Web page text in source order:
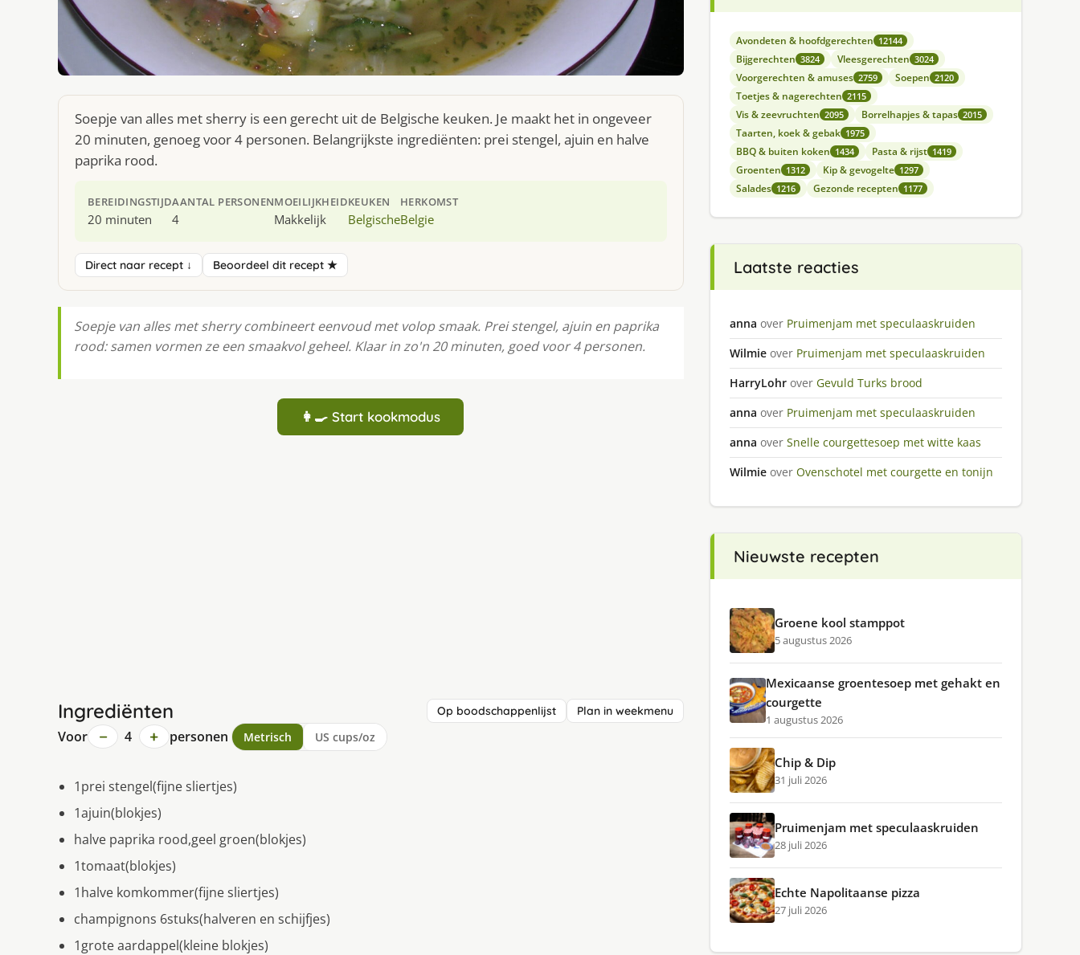
Soepje van alles met sherry is een gerecht uit de Belgische keuken. Je maakt het in ongeveer
20 minuten, genoeg voor 4 personen. Belangrijkste ingrediënten: prei stengel, ajuin en halve
paprika rood.
BEREIDINGSTIJD
20 minuten
AANTAL PERSONEN
4
MOEILIJKHEID
Makkelijk
KEUKEN
Belgische
HERKOMST
Belgie
Direct naar recept ↓ Beoordeel dit recept ★
Soepje van alles met sherry combineert eenvoud met volop smaak. Prei stengel, ajuin en paprika
rood: samen vormen ze een smaakvol geheel. Klaar in zo'n 20 minuten, goed voor 4 personen.
👩‍🍳 Start kookmodus
Ingrediënten Op boodschappenlijst Plan in weekmenu
Voor − 4 + personen Metrisch US cups/oz
1prei stengel(fijne sliertjes)
1ajuin(blokjes)
halve paprika rood,geel groen(blokjes)
1tomaat(blokjes)
1halve komkommer(fijne sliertjes)
champignons 6stuks(halveren en schijfjes)
1grote aardappel(kleine blokjes)
Avondeten & hoofdgerechten 12144
Bijgerechten 3824 Vleesgerechten 3024
Voorgerechten & amuses 2759 Soepen 2120
Toetjes & nagerechten 2115
Vis & zeevruchten 2095 Borrelhapjes & tapas 2015
Taarten, koek & gebak 1975
BBQ & buiten koken 1434 Pasta & rijst 1419
Groenten 1312 Kip & gevogelte 1297
Salades 1216 Gezonde recepten 1177
Laatste reacties
anna over Pruimenjam met speculaaskruiden
Wilmie over Pruimenjam met speculaaskruiden
HarryLohr over Gevuld Turks brood
anna over Pruimenjam met speculaaskruiden
anna over Snelle courgettesoep met witte kaas
Wilmie over Ovenschotel met courgette en tonijn
Nieuwste recepten
Groene kool stamppot
5 augustus 2026
Mexicaanse groentesoep met gehakt en
courgette
1 augustus 2026
Chip & Dip
31 juli 2026
Pruimenjam met speculaaskruiden
28 juli 2026
Echte Napolitaanse pizza
27 juli 2026